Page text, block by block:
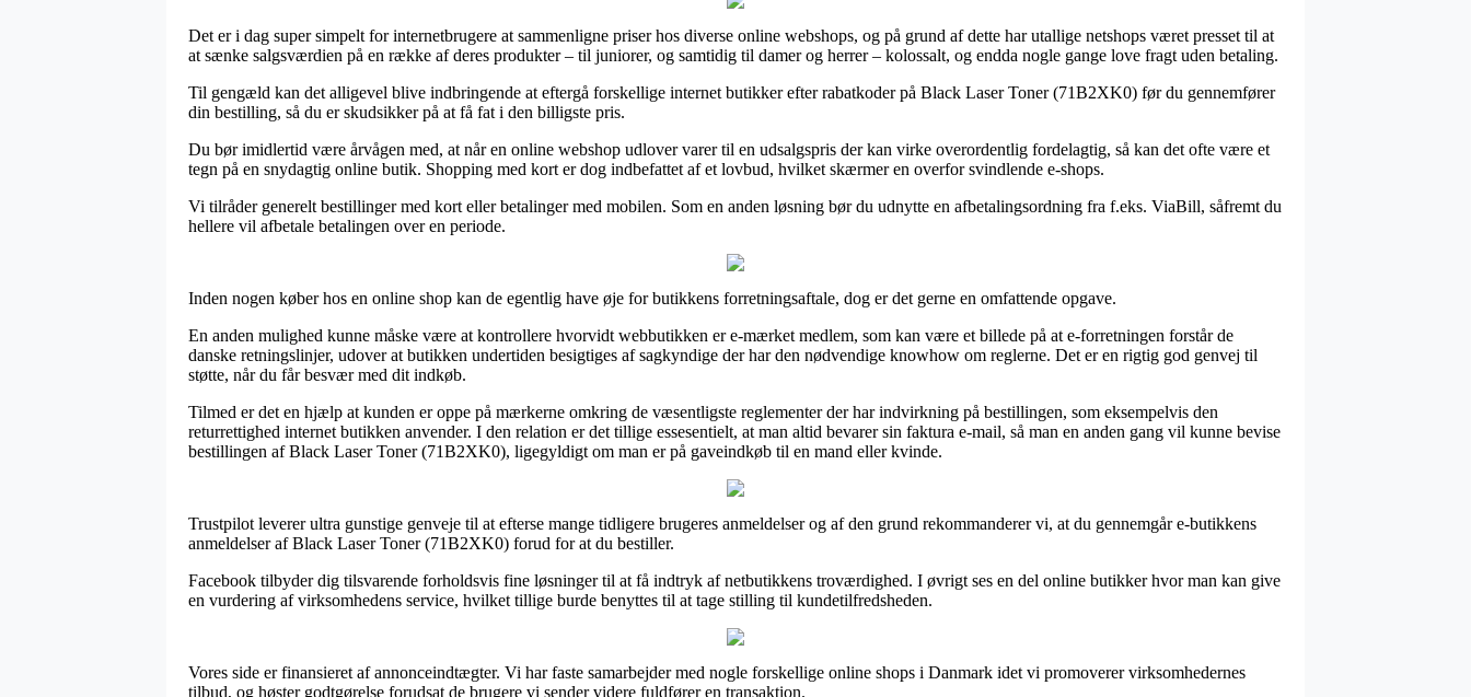
Det er i dag super simpelt for internetbrugere at sammenligne priser hos diverse online webshops, og på grund af dette har utallige netshops været presset til at
at sænke salgsværdien på en række af deres produkter – til juniorer, og samtidig til damer og herrer – kolossalt, og endda nogle gange love fragt uden betaling.
Til gengæld kan det alligevel blive indbringende at eftergå forskellige internet butikker efter rabatkoder på Black Laser Toner (71B2XK0) før du gennemfører
din bestilling, så du er skudsikker på at få fat i den billigste pris.
Du bør imidlertid være årvågen med, at når en online webshop udlover varer til en udsalgspris der kan virke overordentlig fordelagtig, så kan det ofte være et
tegn på en snydagtig online butik. Shopping med kort er dog indbefattet af et lovbud, hvilket skærmer en overfor svindlende e-shops.
Vi tilråder generelt bestillinger med kort eller betalinger med mobilen. Som en anden løsning bør du udnytte en afbetalingsordning fra f.eks. ViaBill, såfremt du
hellere vil afbetale betalingen over en periode.
Inden nogen køber hos en online shop kan de egentlig have øje for butikkens forretningsaftale, dog er det gerne en omfattende opgave.
En anden mulighed kunne måske være at kontrollere hvorvidt webbutikken er e-mærket medlem, som kan være et billede på at e-forretningen forstår de
danske retningslinjer, udover at butikken undertiden besigtiges af sagkyndige der har den nødvendige knowhow om reglerne. Det er en rigtig god genvej til
støtte, når du får besvær med dit indkøb.
Tilmed er det en hjælp at kunden er oppe på mærkerne omkring de væsentligste reglementer der har indvirkning på bestillingen, som eksempelvis den
returrettighed internet butikken anvender. I den relation er det tillige essesentielt, at man altid bevarer sin faktura e-mail, så man en anden gang vil kunne bevise
bestillingen af Black Laser Toner (71B2XK0), ligegyldigt om man er på gaveindkøb til en mand eller kvinde.
Trustpilot leverer ultra gunstige genveje til at efterse mange tidligere brugeres anmeldelser og af den grund rekommanderer vi, at du gennemgår e-butikkens
anmeldelser af Black Laser Toner (71B2XK0) forud for at du bestiller.
Facebook tilbyder dig tilsvarende forholdsvis fine løsninger til at få indtryk af netbutikkens troværdighed. I øvrigt ses en del online butikker hvor man kan give
en vurdering af virksomhedens service, hvilket tillige burde benyttes til at tage stilling til kundetilfredsheden.
Vores side er finansieret af annonceindtægter. Vi har faste samarbejder med nogle forskellige online shops i Danmark idet vi promoverer virksomhedernes
tilbud, og høster godtgørelse forudsat de brugere vi sender videre fuldfører en transaktion.